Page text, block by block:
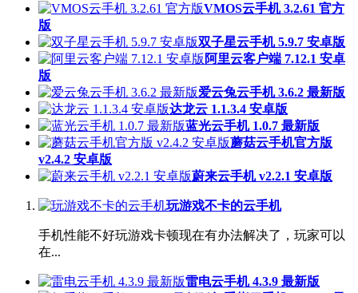
VMOS云手机 3.2.61 官方
版
双子星云手机 5.9.7 安卓版
阿里云客户端 7.12.1 安卓
版
爱云兔云手机 3.6.2 最新版
达龙云 1.1.3.4 安卓版
蓝光云手机 1.0.7 最新版
蘑菇云手机官方版
v2.4.2 安卓版
蔚来云手机 v2.2.1 安卓版
玩游戏不卡的云手机
手机性能不好玩游戏卡顿现在有办法解决了，玩家可以
在...
雷电云手机 4.3.9 最新版